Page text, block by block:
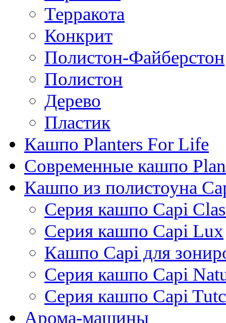
Терракота
Конкрит
Полистон-Файберстон
Полистон
Дерево
Пластик
Кашпо Planters For Life
Современные кашпо
Кашпо из полистоуна
Серия кашпо Capi
Серия кашпо Capi Lux
Кашпо Capi для
Серия кашпо Capi
Серия кашпо Capi
Арома-машины